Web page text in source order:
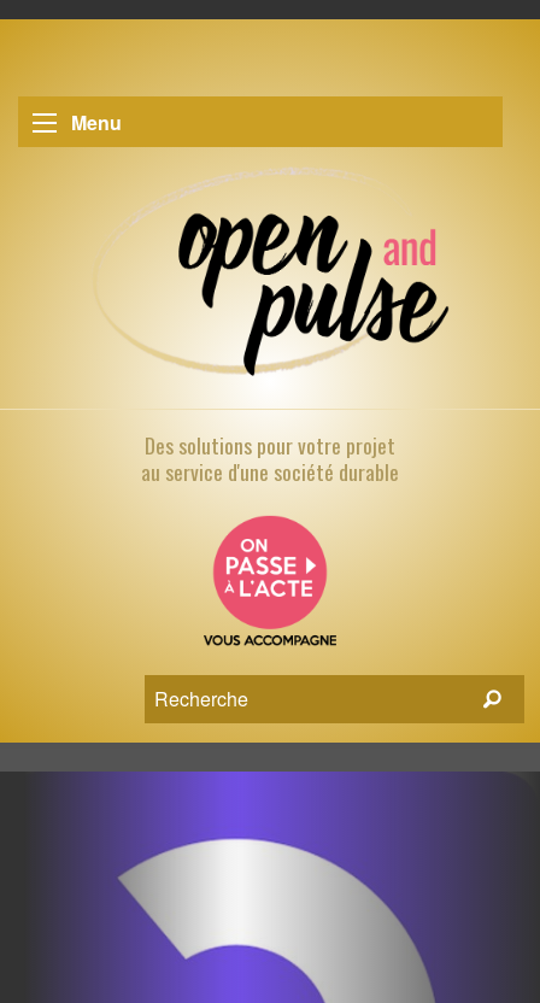
Menu
Des solutions pourvotre projet
au service d'une société durable